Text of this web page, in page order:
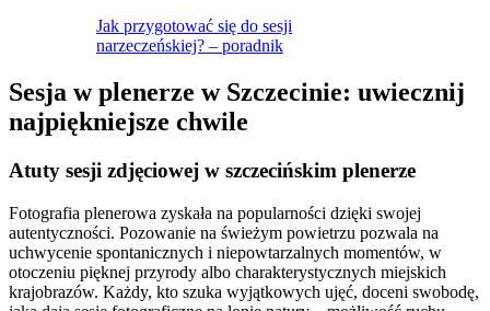
Jak przygotować się do sesji
narzeczeńskiej? – poradnik
Sesja w plenerze w Szczecinie: uwiecznij
najpiękniejsze chwile
Atuty sesji zdjęciowej w szczecińskim plenerze
Fotografia plenerowa zyskała na popularności dzięki swojej
autentyczności. Pozowanie na świeżym powietrzu pozwala na
uchwycenie spontanicznych i niepowtarzalnych momentów, w
otoczeniu pięknej przyrody albo charakterystycznych miejskich
krajobrazów. Każdy, kto szuka wyjątkowych ujęć, doceni swobodę,